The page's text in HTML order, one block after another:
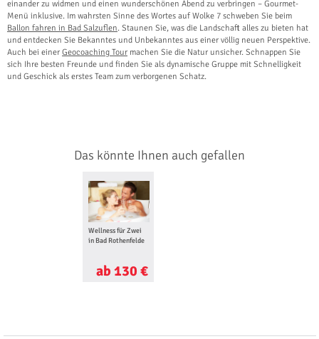
einander zu widmen und einen wunderschönen Abend zu verbringen – Gourmet-
Menü inklusive. Im wahrsten Sinne des Wortes auf Wolke 7 schweben Sie beim
Ballon fahren in Bad Salzuflen. Staunen Sie, was die Landschaft alles zu bieten hat
und entdecken Sie Bekanntes und Unbekanntes aus einer völlig neuen Perspektive.
Auch bei einer Geocoaching Tour machen Sie die Natur unsicher. Schnappen Sie
sich Ihre besten Freunde und finden Sie als dynamische Gruppe mit Schnelligkeit
und Geschick als erstes Team zum verborgenen Schatz.
Das könnte Ihnen auch gefallen
Wellness für Zwei
in Bad Rothenfelde
ab 130 €